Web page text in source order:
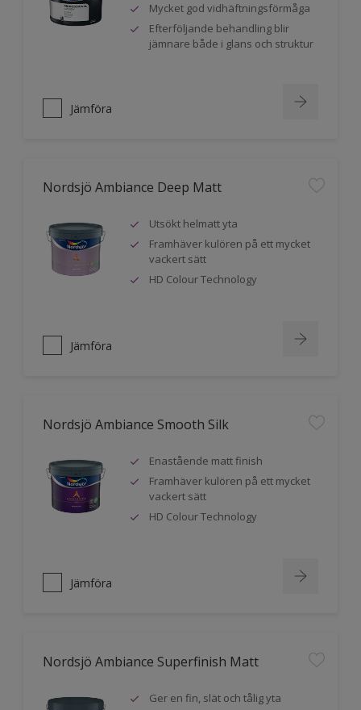
Mycket god vidhäftningsförmåga
Efterföljande behandling blir
jämnare både i glans och struktur
Jämföra
Nordsjö Ambiance Deep Matt
Utsökt helmatt yta
Framhäver kulören på ett mycket
vackert sätt
HD Colour Technology
Jämföra
Nordsjö Ambiance Smooth Silk
Enastående matt finish
Framhäver kulören på ett mycket
vackert sätt
HD Colour Technology
Jämföra
Nordsjö Ambiance Superfinish Matt
Ger en fin, slät och tålig yta